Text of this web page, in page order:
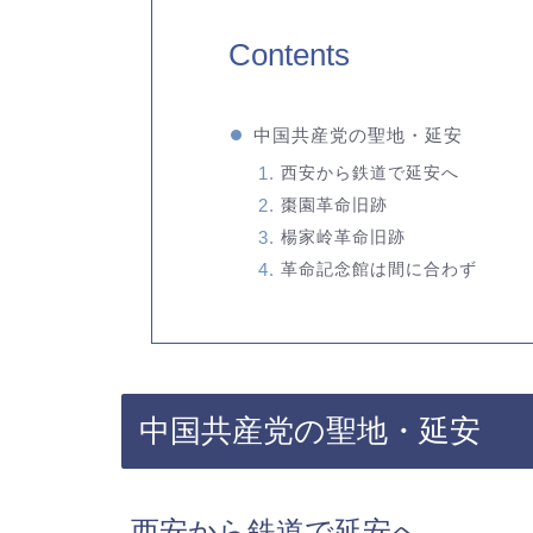
Contents
中国共産党の聖地・延安
西安から鉄道で延安へ
棗園革命旧跡
楊家岭革命旧跡
革命記念館は間に合わず
中国共産党の聖地・延安